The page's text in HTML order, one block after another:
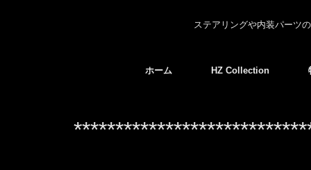
ステアリングや内装パーツ
ホーム HZ Collection